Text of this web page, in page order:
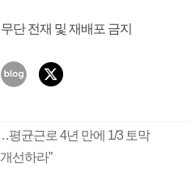
단 전재 및 재배포 금지
평균근로 4년 만에 1/3 토막
선하라”